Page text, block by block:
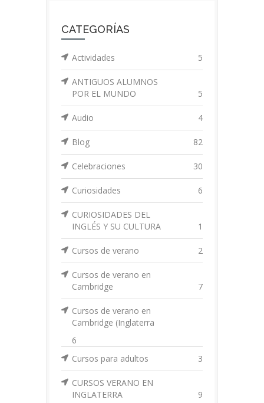
CATEGORÍAS
Actividades 5
ANTIGUOS ALUMNOS
POR EL MUNDO
5
Audio 4
Blog 82
Celebraciones 30
Curiosidades 6
CURIOSIDADES DEL
INGLÉS Y SU CULTURA
1
Cursos de verano 2
Cursos de verano en
Cambridge
7
Cursos de verano en
Cambridge (Inglaterra
6
Cursos para adultos
3
CURSOS VERANO EN
INGLATERRA
9